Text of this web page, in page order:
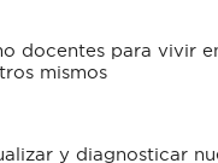
docentes para vivir
mismos
y diagnosticar